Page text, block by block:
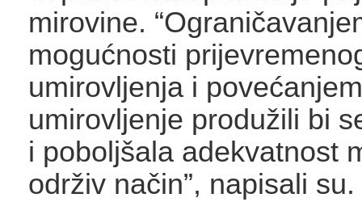
mirovine.
mogućnosti
umirovljenja i
umirovljenje produžili bi
i poboljšala adekvatnost
održiv način”, napisali su.